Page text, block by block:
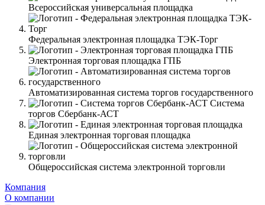
Всероссийская универсальная площадка
Федеральная электронная площадка ТЭК-Торг
Электронная торговая площадка ГПБ
Автоматизированная система торгов государственного
Система
торгов Сбербанк-АСТ
Единая электронная торговая площадка
Общероссийская система электронной торговли
Компания
О компании